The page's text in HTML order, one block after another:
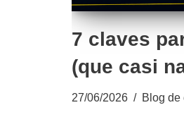
7 claves
(que casi
27/06/2026 Blog de